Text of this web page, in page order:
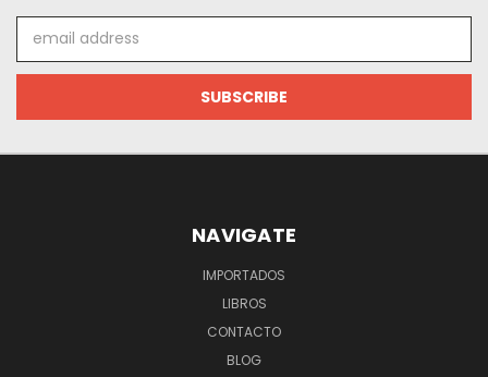
Address
NAVIGATE
IMPORTADOS
LIBROS
CONTACTO
BLOG